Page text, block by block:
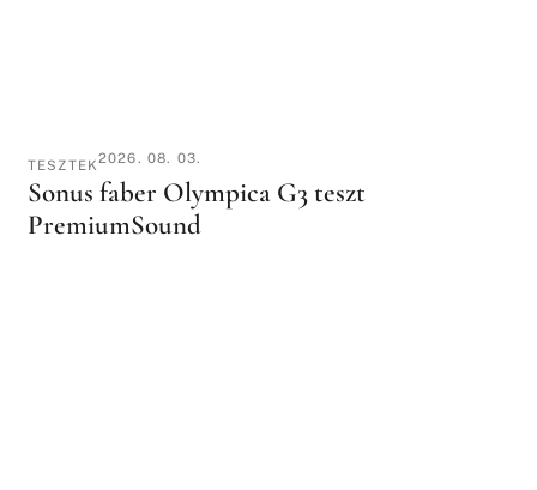
TESZTEK2026. 08. 03.
Sonus faber Olympica G3 teszt
PremiumSound